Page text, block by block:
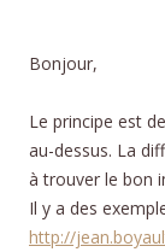
Bonjour,
Le principe est
au-dessus. La
à trouver le bon
Il y a des
http://